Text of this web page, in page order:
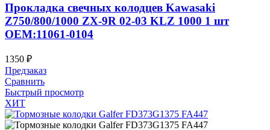
Прокладка свечных колодцев Kawasaki
Z750/800/1000 ZX-9R 02-03 KLZ 1000 1 шт
OEM:11061-0104
1350 ₽
Предзаказ
Сравнить
Быстрый просмотр
ХИТ